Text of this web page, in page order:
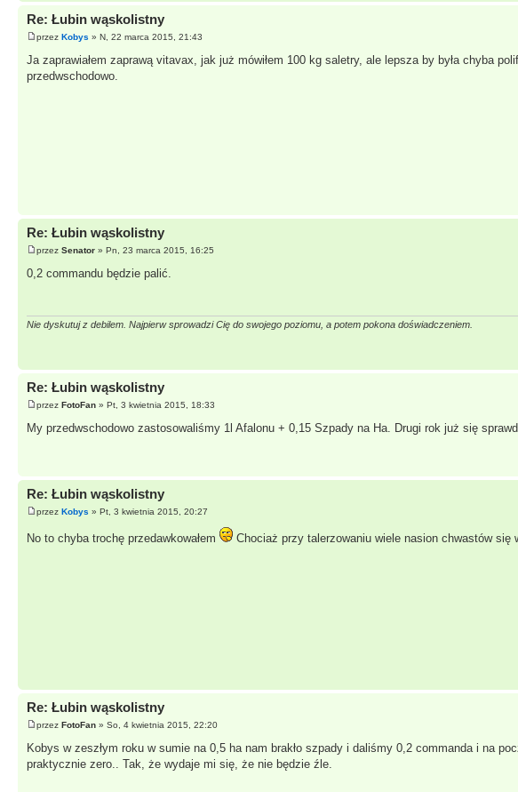
Re: Łubin wąskolistny
przez Kobys » N, 22 marca 2015, 21:43
Ja zaprawiałem zaprawą vitavax, jak już mówiłem 100 kg saletry, ale lepsza by była chyba
przedwschodowo.
Re: Łubin wąskolistny
przez Senator » Pn, 23 marca 2015, 16:25
0,2 commandu będzie palić.
Nie dyskutuj z debilem. Najpierw sprowadzi Cię do swojego poziomu, a potem pokona doświadczeniem.
Re: Łubin wąskolistny
przez FotoFan » Pt, 3 kwietnia 2015, 18:33
My przedwschodowo zastosowaliśmy 1l Afalonu + 0,15 Szpady na Ha. Drugi rok już się
Re: Łubin wąskolistny
przez Kobys » Pt, 3 kwietnia 2015, 20:27
No to chyba trochę przedawkowałem Chociaż przy talerzowaniu wiele nasion chwastów się
Re: Łubin wąskolistny
przez FotoFan » So, 4 kwietnia 2015, 22:20
Kobys w zeszłym roku w sumie na 0,5 ha nam brakło szpady i daliśmy 0,2 commanda i na
praktycznie zero.. Tak, że wydaje mi się, że nie będzie źle.